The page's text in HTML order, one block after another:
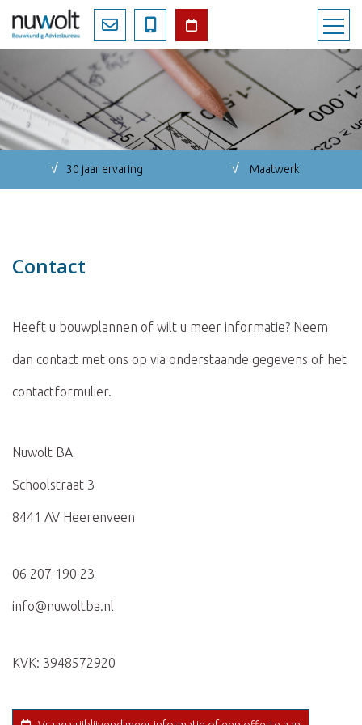
√ 30 jaar ervaring √ Maatwerk
Contact
Heeft u bouwplannen of wilt u meer informatie? Neem
dan contact met ons op via onderstaande gegevens of het
contactformulier.
Nuwolt BA
Schoolstraat 3
8441 AV Heerenveen
06 207 190 23
info@nuwoltba.nl
KVK: 3948572920